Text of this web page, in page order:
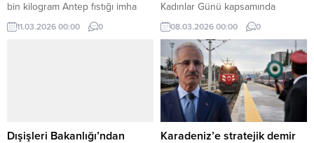
bin kilogram Antep fıstığı imha
edildi, ürün sahibi hakkında para
cezası uygulandı.
11.03.2026 00:00 0
Kadınlar Günü kapsamında
yapılması planlanan etkinlik ve
eylemler nedeniyle aldığı karar
doğrultusunda, kentte bazı metro
ve tramvay hatlarında geçici
düzenlemeye gidildi.
08.03.2026 00:00 0
Dışişleri Bakanlığı’ndan
Karadeniz’e stratejik demir